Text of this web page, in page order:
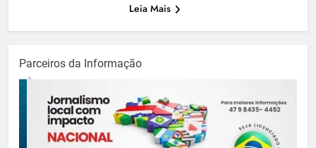
Leia Mais
Parceiros da Informação